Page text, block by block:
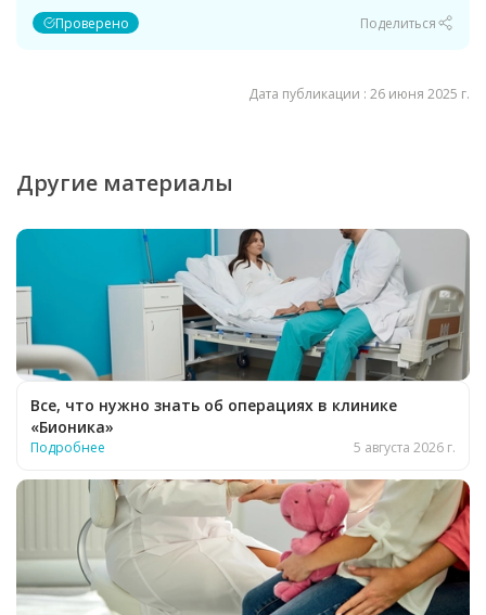
Проверено Поделиться
Дата публикации : 26 июня 2025 г.
Другие материалы
Все, что нужно знать об операциях в клинике
«Бионика»
Подробнее 5 августа 2026 г.